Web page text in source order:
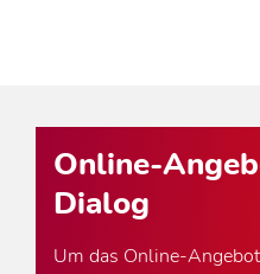
Online-
Dialog
Um das Online-